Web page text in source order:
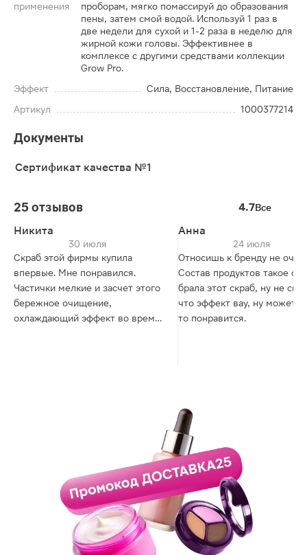
применения
проборам, мягко помассируй до образования
пены, затем смой водой. Используй 1 раз в
две недели для сухой и 1-2 раза в неделю для
жирной кожи головы. Эффективнее в
комплексе с другими средствами коллекции
Grow Pro.
Эффект
Сила, Восстановление, Питание
Артикул
1000377214
Документы
Сертификат качества №1
25 отзывов 4.7Все
Никита
30 июля
Скраб этой фирмы купила
впервые. Мне понравился.
Частички мелкие и засчет этого
бережное очищение,
охлаждающий эффект во время
Анна
24 июля
Относишь к бренду не
Состав продуктов такое
брала этот скраб, ну не
что эффект вау, ну может
то понравится.